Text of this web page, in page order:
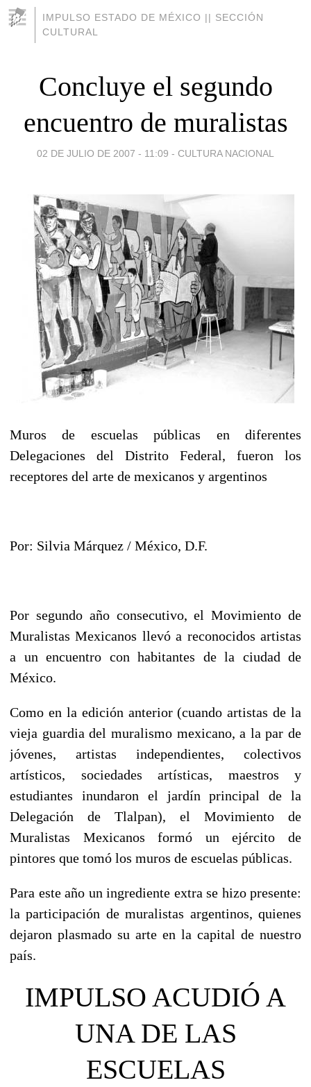
IMPULSO ESTADO DE MÉXICO || SECCIÓN
CULTURAL
Concluye el segundo
encuentro de muralistas
02 DE JULIO DE 2007 - 11:09 - CULTURA NACIONAL
Muros de escuelas públicas en diferentes
Delegaciones del Distrito Federal, fueron los
receptores del arte de mexicanos y argentinos
Por: Silvia Márquez / México, D.F.
Por segundo año consecutivo, el Movimiento de
Muralistas Mexicanos llevó a reconocidos artistas
a un encuentro con habitantes de la ciudad de
México.
Como en la edición anterior (cuando artistas de la
vieja guardia del muralismo mexicano, a la par de
jóvenes, artistas independientes, colectivos
artísticos, sociedades artísticas, maestros y
estudiantes inundaron el jardín principal de la
Delegación de Tlalpan), el Movimiento de
Muralistas Mexicanos formó un ejército de
pintores que tomó los muros de escuelas públicas.
Para este año un ingrediente extra se hizo presente:
la participación de muralistas argentinos, quienes
dejaron plasmado su arte en la capital de nuestro
país.
IMPULSO ACUDIÓ A
UNA DE LAS
ESCUELAS